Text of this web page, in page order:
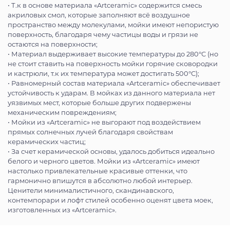
• Т.к в основе материала «Artceramic» содержится смесь
акриловых смол, которые заполняют всё воздушное
пространство между молекулами, мойки имеют непористую
поверхность, благодаря чему частицы воды и грязи не
остаются на поверхности;
• Материал выдерживает высокие температуры до 280°С (но
не стоит ставить на поверхность мойки горячие сковородки
и кастрюли, т.к их температура может достигать 500°С);
• Равномерный состав материала «Artceramic» обеспечивает
устойчивость к ударам. В мойках из данного материала нет
уязвимых мест, которые больше других подвержены
механическим повреждениям;
• Мойки из «Artceramic» не выгорают под воздействием
прямых солнечных лучей благодаря свойствам
керамических частиц;
• За счет керамической основы, удалось добиться идеально
белого и черного цветов. Мойки из «Artceramic» имеют
настолько привлекательные красивые оттенки, что
гармонично впишутся в абсолютно любой интерьер.
Ценители минималистичного, скандинавского,
контемпорари и лофт стилей особенно оценят цвета моек,
изготовленных из «Artceramic».